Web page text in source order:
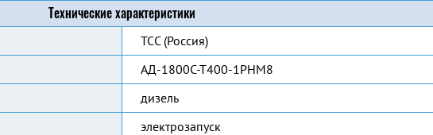
Технические характеристики
ТСС (Россия)
АД-1800С-Т400-1РНМ8
дизель
электрозапуск